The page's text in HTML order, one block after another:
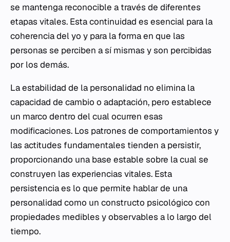
se mantenga reconocible a través de diferentes
etapas vitales. Esta continuidad es esencial para la
coherencia del yo y para la forma en que las
personas se perciben a sí mismas y son percibidas
por los demás.
La estabilidad de la personalidad no elimina la
capacidad de cambio o adaptación, pero establece
un marco dentro del cual ocurren esas
modificaciones. Los patrones de comportamientos y
las actitudes fundamentales tienden a persistir,
proporcionando una base estable sobre la cual se
construyen las experiencias vitales. Esta
persistencia es lo que permite hablar de una
personalidad como un constructo psicológico con
propiedades medibles y observables a lo largo del
tiempo.